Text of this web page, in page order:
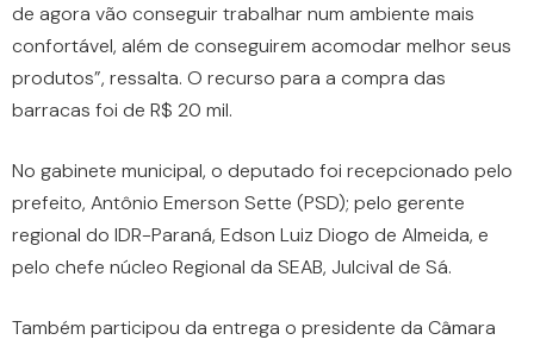
de agora vão conseguir trabalhar num ambiente mais
confortável, além de conseguirem acomodar melhor seus
produtos”, ressalta. O recurso para a compra das
barracas foi de R$ 20 mil.
No gabinete municipal, o deputado foi recepcionado pelo
prefeito, Antônio Emerson Sette (PSD); pelo gerente
regional do IDR-Paraná, Edson Luiz Diogo de Almeida, e
pelo chefe núcleo Regional da SEAB, Julcival de Sá.
Também participou da entrega o presidente da Câmara